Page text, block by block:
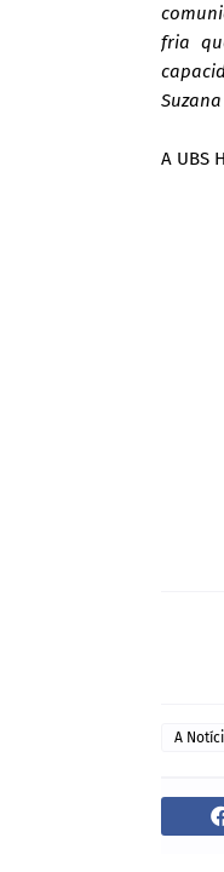
fria
A UBS
A